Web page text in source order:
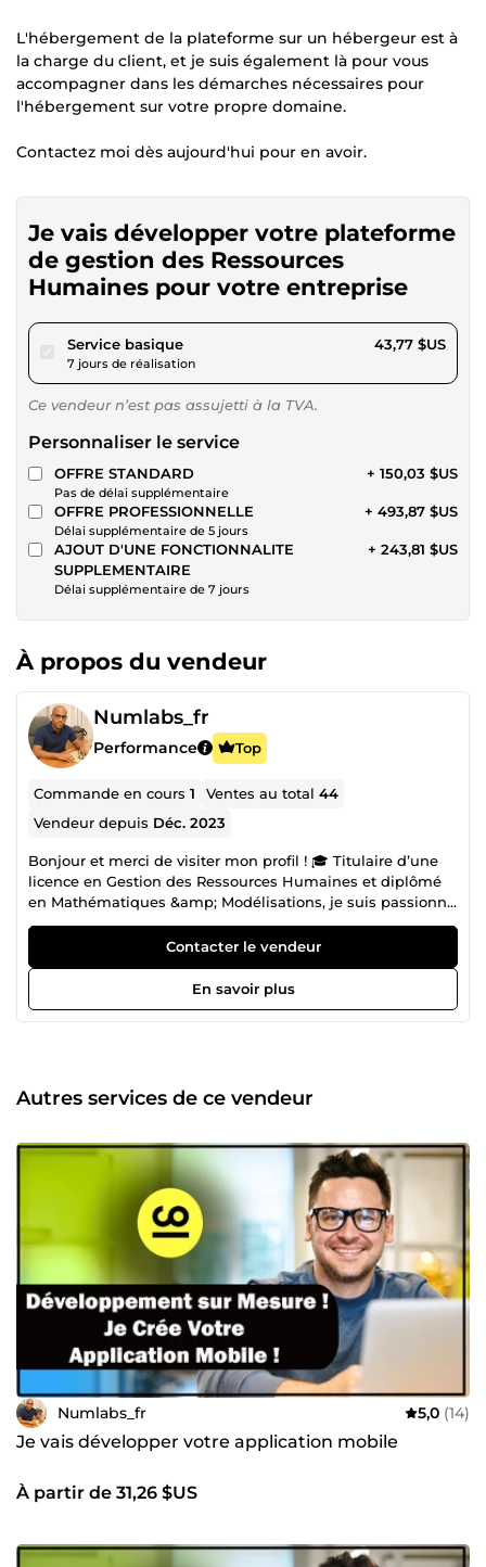
L'hébergement de la plateforme sur un hébergeur est à
la charge du client, et je suis également là pour vous
accompagner dans les démarches nécessaires pour
l'hébergement sur votre propre domaine.
Contactez moi dès aujourd'hui pour en avoir.
Je vais développer votre plateforme
de gestion des Ressources
Humaines pour votre entreprise
Service basiquepour 40,33 $US
7 jours de réalisation
43,77 $US
Ce vendeur n’est pas assujetti à la TVA.
Personnaliser le service
OFFRE STANDARD
Pas de délai supplémentaire
+ 150,03 $US
OFFRE PROFESSIONNELLE
Délai supplémentaire de 5 jours
+ 493,87 $US
AJOUT D'UNE FONCTIONNALITE
SUPPLEMENTAIRE
Délai supplémentaire de 7 jours
+ 243,81 $US
À propos du vendeur
Numlabs_fr
Performance Top
Commande en cours1 Ventes au total44
Vendeur depuis Déc. 2023
Bonjour et merci de visiter mon profil ! 🎓 Titulaire d’une
licence en Gestion des Ressources Humaines et diplômé
en Mathématiques &amp; Modélisations, je suis passionné
par les nouvelles technologies. 💼 Aujourd’hui, je suis : ✅
Développeur web et mobile (spécialisé en WordPress, sites
e-commerce, et applications mobiles sur mesure) ✅
Consultant en Gestion des Ressources Humaines
(optimisation des talents, stratégies RH) ✅ Coach en
particuliers dans la réussite de leurs projets. Vous cherchez
un expert pour votre site web, votre application mobile ou
ensemble vos idées en succès ! 📍 NumLabs.fr
Développeur Web &amp; Mobile | Consultant RH | Coach
en Carrière #Développement_Web #Applications_Mobiles
#WordPress #Sites_E-commerce #Consultant_RH
#Coach_Carrière.
Contacter le vendeur
En savoir plus
Autres services de ce vendeur
Numlabs_fr 5,0 (14)
Je vais développer votre application mobile
À partir de 31,26 $US